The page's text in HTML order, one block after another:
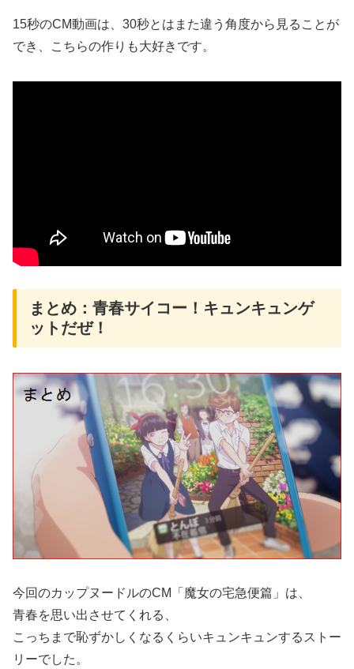
15秒のCM動画は、30秒とはまた違う角度から見ることが
でき、こちらの作りも大好きです。
まとめ：青春サイコー！キュンキュンゲ
ットだぜ！
今回のカップヌードルのCM「魔女の宅急便篇」は、
青春を思い出させてくれる、
こっちまで恥ずかしくなるくらいキュンキュンするストー
リーでした。